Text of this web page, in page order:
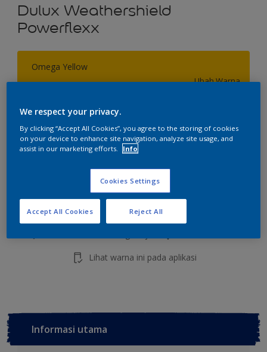
Dulux Weathershield
Powerflexx
Omega Yellow
Ubah Warna
Ukuran
2.5 L 20 L
Kalkulator cat
Hitung
Lihat warna ini pada aplikasi
Informasi utama
We respect your privacy.
By clicking “Accept All Cookies”, you agree to the storing of cookies
on your device to enhance site navigation, analyze site usage, and
assist in our marketing efforts.
Info
Cookies Settings
Reject All
Accept All Cookies